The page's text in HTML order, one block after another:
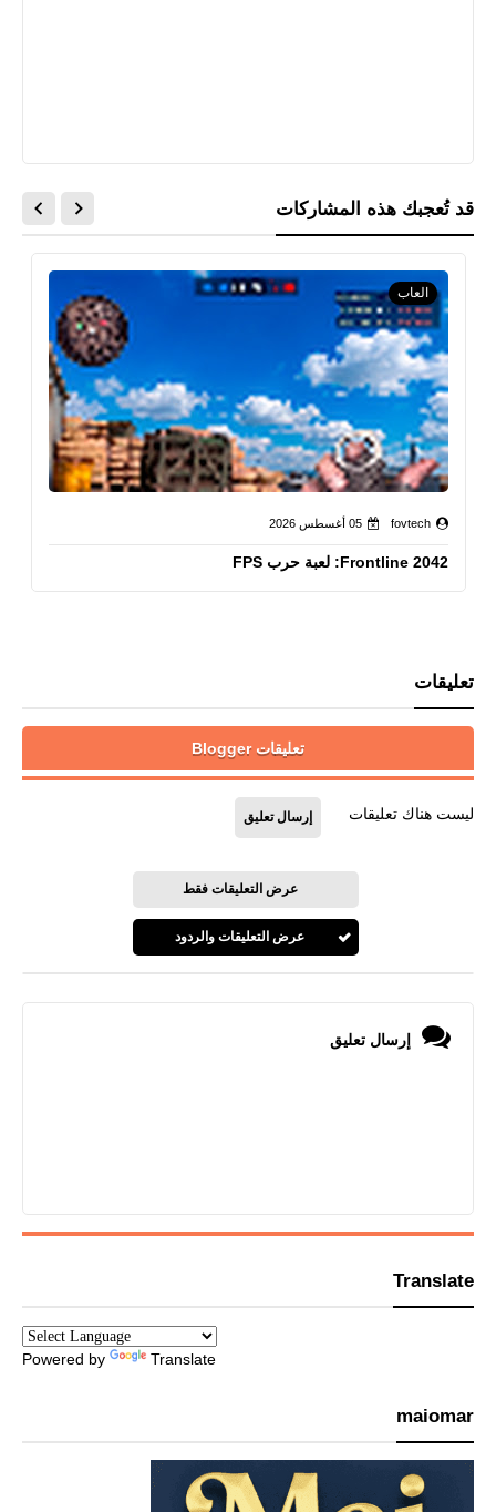
قد تُعجبك هذه المشاركات
العاب
fovtech 05 أغسطس 2026
Frontline 2042: لعبة حرب FPS
تعليقات
تعليقات Blogger
ليست هناك تعليقات إرسال تعليق
عرض التعليقات فقط
عرض التعليقات والردود
إرسال تعليق
Translate
Powered by Translate
maiomar